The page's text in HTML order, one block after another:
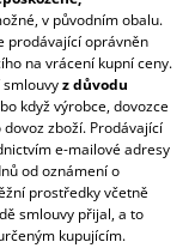
v původním obalu.
prodávající oprávněn
na vrácení kupní ceny.
z důvodu
když výrobce, dovozce
zboží. Prodávající
e-mailové adresy
od oznámení o
prostředky včetně
smlouvy přijal, a to
kupujícím.